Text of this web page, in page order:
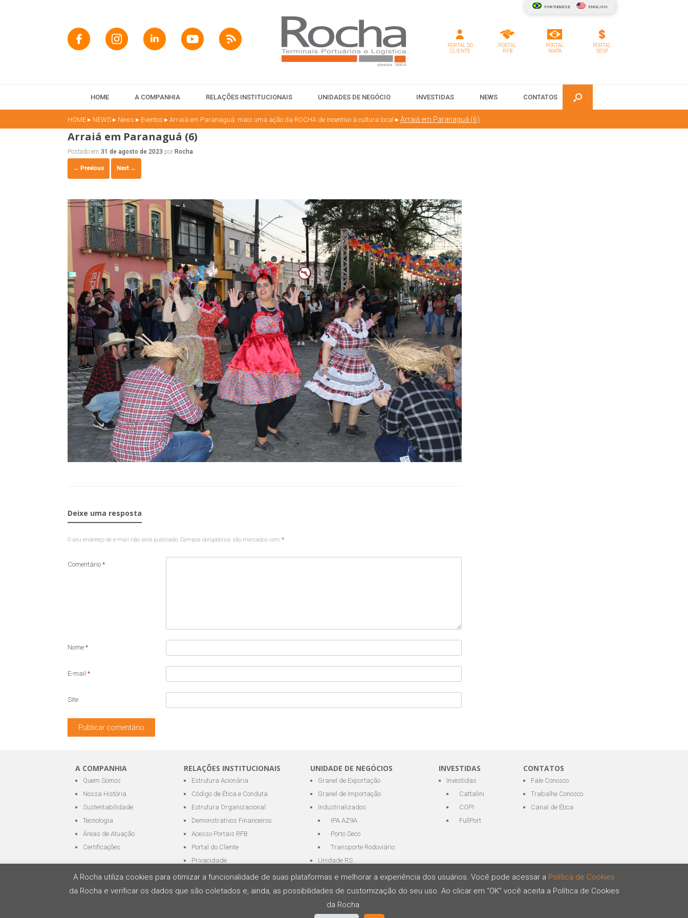
PORTUGUESE ENGLISH
PORTAL DO
CLIENTE
PORTAL
RFB
PORTAL
MAPA
PORTAL
SEOP
HOME A COMPANHIA RELAÇÕES INSTITUCIONAIS UNIDADES DE NEGÓCIO INVESTIDAS NEWS CONTATOS
HOME ▸ NEWS ▸ News ▸ Eventos ▸ Arraiá em Paranaguá: mais uma ação da ROCHA de incentivo à cultura local ▸Arraiá em Paranaguá (6)
Arraiá em Paranaguá (6)
Postado em 31 de agosto de 2023 por Rocha
← Previous Next →
Deixe uma resposta
O seu endereço de e-mail não será publicado. Campos obrigatórios são marcados com *
Comentário *
Nome *
E-mail *
Site
A COMPANHIA
Quem Somos
Nossa História
Sustentabilidade
Tecnologia
Áreas de Atuação
Certificações
RELAÇÕES INSTITUCIONAIS
Estrutura Acionária
Código de Ética e Conduta
Estrutura Organizacional
Demonstrativos Financeiros
Acesso Portais RFB
Portal do Cliente
Privacidade
UNIDADE DE NEGÓCIOS
Granel de Exportação
Granel de Importação
Industrializados
IPA AZ9A
Porto Seco
Transporte Rodoviário
Unidade RS
INVESTIDAS
Investidas
Cattalini
COPI
FullPort
CONTATOS
Fale Conosco
Trabalhe Conosco
Canal de Ética
A Rocha utiliza cookies para otimizar a funcionalidade de suas plataformas e melhorar a experiência dos usuários. Você pode acessar a Política de Cookies
da Rocha e verificar os dados que são coletados e, ainda, as possibilidades de customização do seu uso. Ao clicar em “OK” você aceita a Política de Cookies
da Rocha.